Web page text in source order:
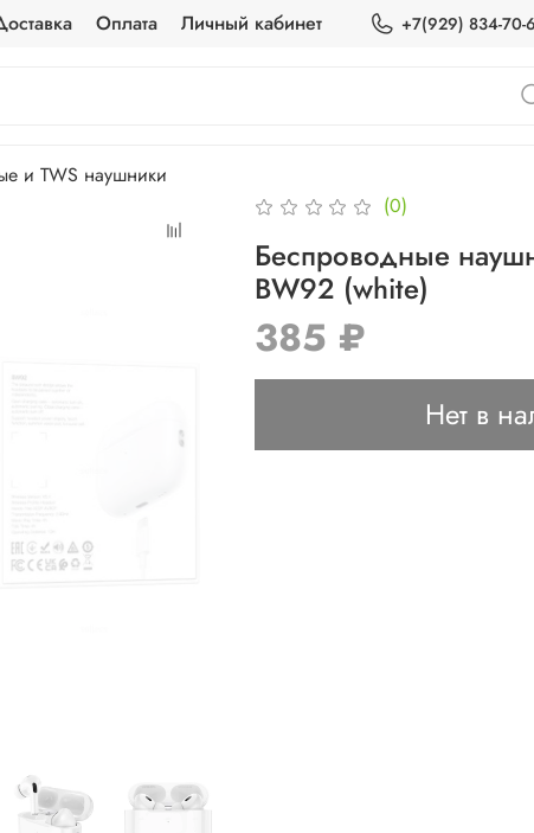
Оплата Личный кабинет +7(929) 834-70-
и TWS наушники
(0)
Беспроводные
BW92 (white)
385 ₽
Нет в